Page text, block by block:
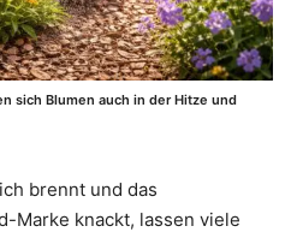
sich Blumen auch in der Hitze und
brennt und das
Marke knackt, lassen viele